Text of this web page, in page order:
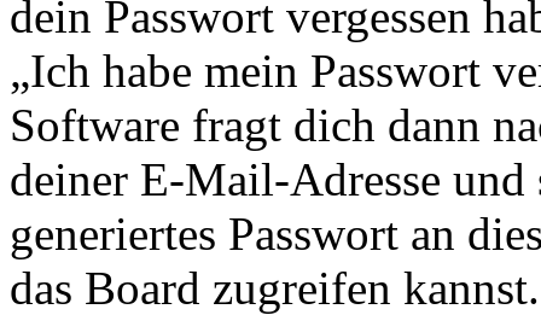
dein Passwort vergessen
„Ich habe mein Passwort
Software fragt dich dann
deiner E-Mail-Adresse und
generiertes Passwort an
das Board zugreifen kannst.